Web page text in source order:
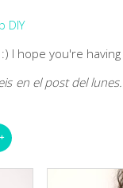
I hope you're having
en el post del